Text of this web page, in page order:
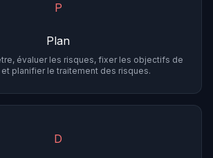
P
Plan
évaluer les risques, fixer les objectifs de
planifier le traitement des risques.
D